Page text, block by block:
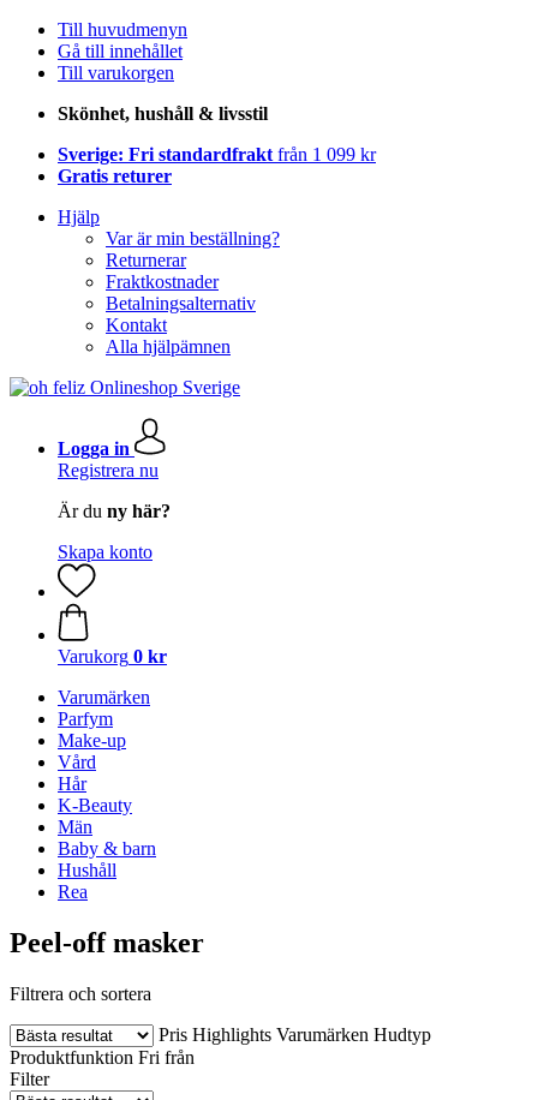
Till huvudmenyn
Gå till innehållet
Till varukorgen
Skönhet, hushåll & livsstil
Sverige: Fri standardfrakt från 1 099 kr
Gratis returer
Hjälp
Var är min beställning?
Returnerar
Fraktkostnader
Betalningsalternativ
Kontakt
Alla hjälpämnen
Logga in
Registrera nu
Är du ny här?
Skapa konto
Varukorg 0 kr
Varumärken
Parfym
Make-up
Vård
Hår
K-Beauty
Män
Baby & barn
Hushåll
Rea
Peel-off masker
Filtrera och sortera
Pris Highlights Varumärken Hudtyp
Produktfunktion Fri från
Filter